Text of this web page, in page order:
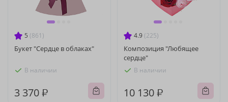
5 (861)
Букет "Сердце в облаках"
В наличии
3 370 ₽
4.9 (225)
Композиция "Любящее
сердце"
В наличии
10 130 ₽